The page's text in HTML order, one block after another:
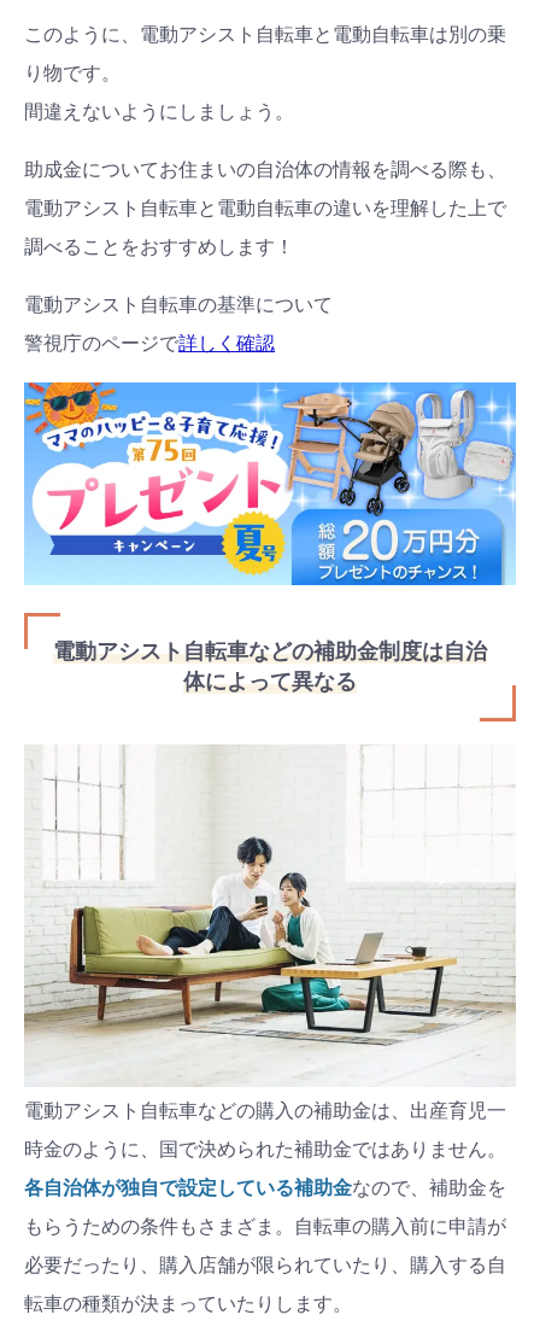
このように、電動アシスト自転車と電動自転車は別の乗
り物です。
間違えないようにしましょう。
助成金についてお住まいの自治体の情報を調べる際も、
電動アシスト自転車と電動自転車の違いを理解した上で
調べることをおすすめします！
電動アシスト自転車の基準について
警視庁のページで詳しく確認
電動アシスト自転車などの補助金制度は自治
体によって異なる
電動アシスト自転車などの購入の補助金は、出産育児一
時金のように、国で決められた補助金ではありません。
各自治体が独自で設定している補助金なので、補助金を
もらうための条件もさまざま。自転車の購入前に申請が
必要だったり、購入店舗が限られていたり、購入する自
転車の種類が決まっていたりします。